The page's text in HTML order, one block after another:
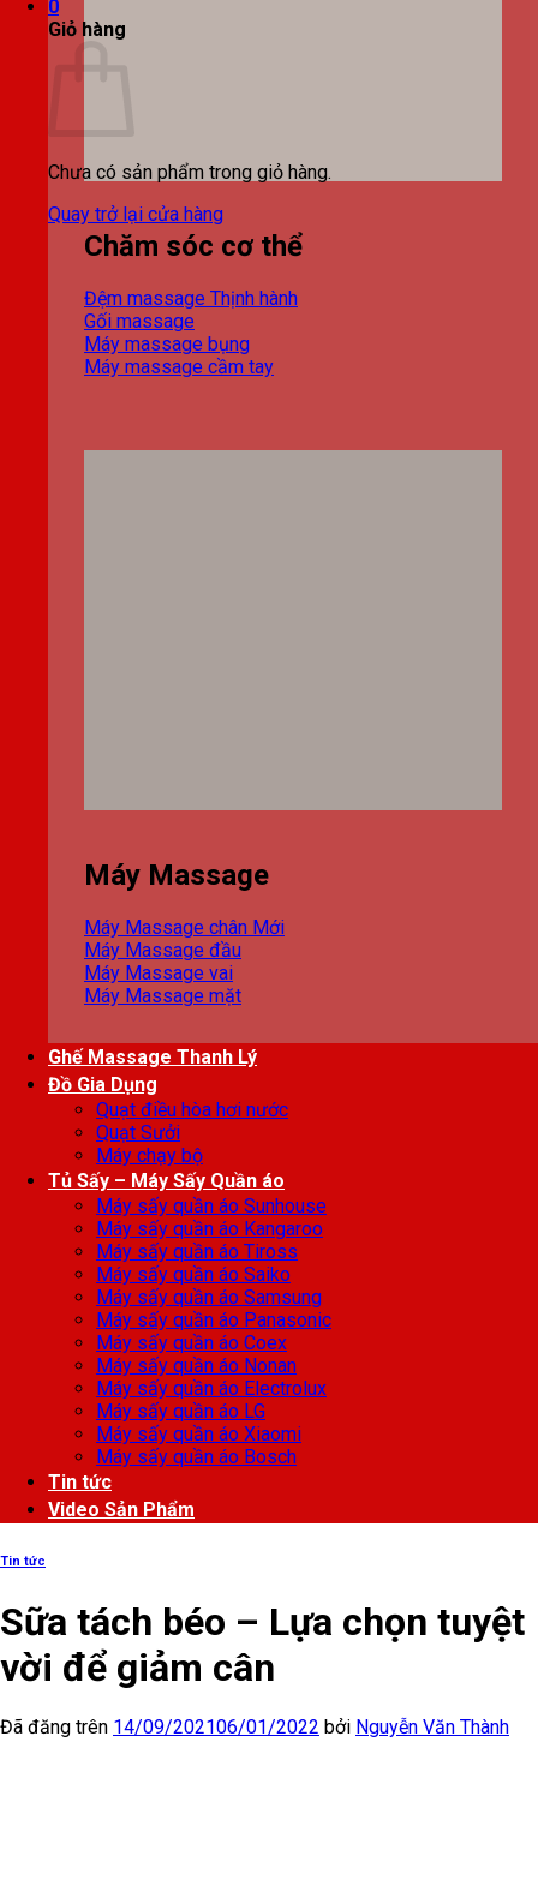
0
Giỏ hàng
Chưa có sản phẩm trong giỏ hàng.
Quay trở lại cửa hàng
Chăm sóc cơ thể
Đệm massage
Gối massage
Máy massage bụng
Máy massage cầm tay
Máy Massage
Máy Massage chân
Máy Massage đầu
Máy Massage vai
Máy Massage mặt
Ghế Massage Thanh Lý
Đồ Gia Dụng
Quạt điều hòa hơi nước
Quạt Sưởi
Máy chạy bộ
Tủ Sấy – Máy Sấy Quần áo
Máy sấy quần áo Sunhouse
Máy sấy quần áo Kangaroo
Máy sấy quần áo Tiross
Máy sấy quần áo Saiko
Máy sấy quần áo Samsung
Máy sấy quần áo Panasonic
Máy sấy quần áo Coex
Máy sấy quần áo Nonan
Máy sấy quần áo Electrolux
Máy sấy quần áo LG
Máy sấy quần áo Xiaomi
Máy sấy quần áo Bosch
Tin tức
Video Sản Phẩm
Tin tức
Sữa tách béo – Lựa chọn tuyệt
vời để giảm cân
Đã đăng trên 14/09/202106/01/2022 bởi Nguyễn Văn Thành